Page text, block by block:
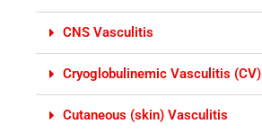
CNS Vasculitis
Cryoglobulinemic Vasculitis (CV)
Cutaneous (skin) Vasculitis